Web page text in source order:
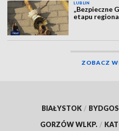
LUBLIN
„Bezpieczne
etapu
ZOBACZ
BIAŁYSTOK /
GORZÓW WLKP. /